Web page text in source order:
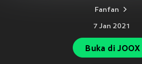
Fanfan
7 Jan 2021
Buka di JOOX